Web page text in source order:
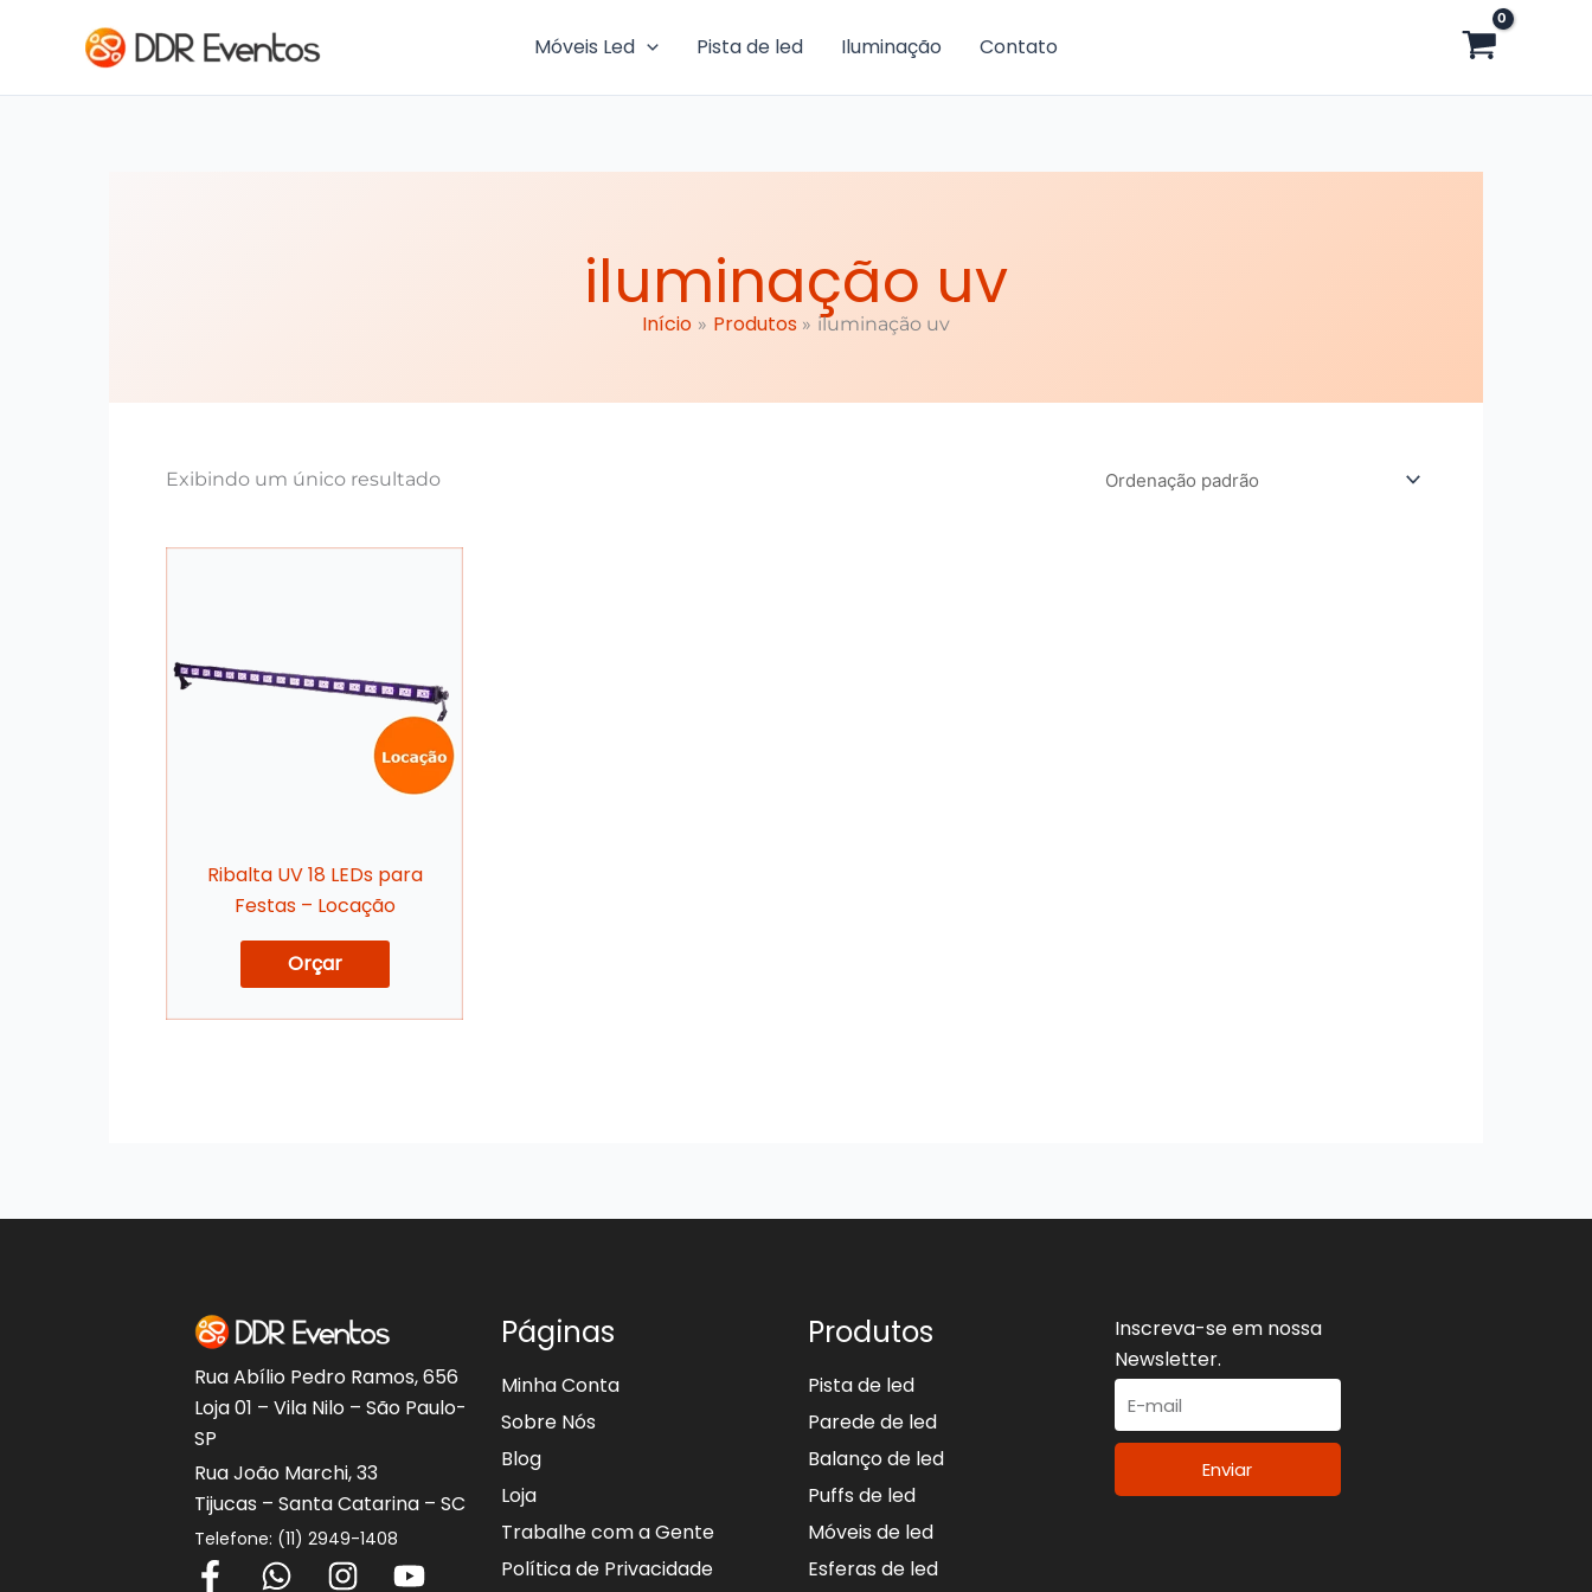
Móveis Led
Pista de led Iluminação Contato
iluminação uv
Início Produtos iluminação uv
Exibindo um único resultado
Ribalta UV 18 LEDs para
Festas – Locação
Orçar
Rua Abílio Pedro Ramos, 656
Loja 01 – Vila Nilo – São Paulo-
SP
Rua João Marchi, 33
Tijucas – Santa Catarina – SC
Telefone: (11) 2949-1408
F W I Y
Páginas
Minha Conta
Sobre Nós
Blog
Loja
Trabalhe com a Gente
Política de Privacidade
Produtos
Pista de led
Parede de led
Balanço de led
Puffs de led
Móveis de led
Esferas de led
Inscreva-se em nossa
Newsletter.
Enviar